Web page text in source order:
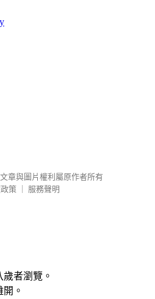
文章與圖片權利屬原作者所有
策
服務聲明
者瀏覽。
。